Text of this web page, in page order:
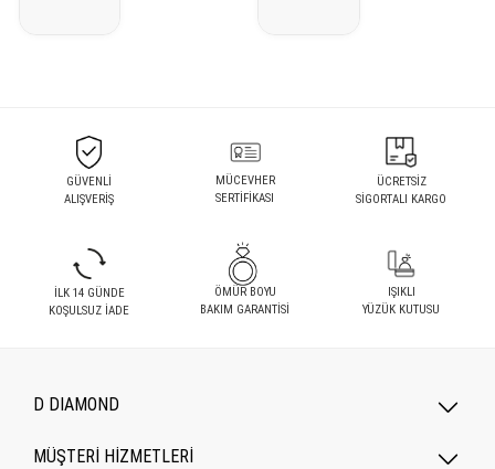
GÜVENLİ
ALIŞVERİŞ
MÜCEVHER
SERTİFİKASI
ÜCRETSİZ
SİGORTALI KARGO
İLK 14 GÜNDE
KOŞULSUZ İADE
ÖMÜR BOYU
BAKIM GARANTİSİ
IŞIKLI
YÜZÜK KUTUSU
D DIAMOND
MÜŞTERİ HİZMETLERİ